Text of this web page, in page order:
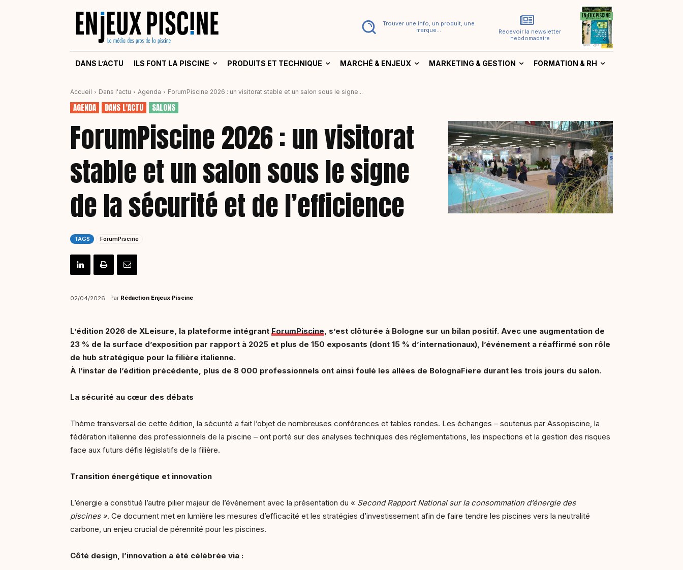
Trouver une info, un produit, une
marque...
Recevoir la newsletter
hebdomadaire
DANS L’ACTU ILS FONT LA PISCINE PRODUITS ET TECHNIQUE MARCHÉ & ENJEUX MARKETING & GESTION FORMATION & RH
Accueil Dans l'actu Agenda ForumPiscine 2026 : un visitorat stable et un salon sous le signe...
AGENDA DANS L'ACTU SALONS
ForumPiscine 2026 : un visitorat
stable et un salon sous le signe
de la sécurité et de l’efficience
TAGS ForumPiscine
02/04/2026 Par Rédaction Enjeux Piscine
L’édition 2026 de XLeisure, la plateforme intégrant ForumPiscine, s’est clôturée à Bologne sur un bilan positif. Avec une augmentation de
23 % de la surface d’exposition par rapport à 2025 et plus de 150 exposants (dont 15 % d’internationaux), l’événement a réaffirmé son rôle
de hub stratégique pour la filière italienne.
À l’instar de l’édition précédente, plus de 8 000 professionnels ont ainsi foulé les allées de BolognaFiere durant les trois jours du salon.
La sécurité au cœur des débats
Thème transversal de cette édition, la sécurité a fait l’objet de nombreuses conférences et tables rondes. Les échanges – soutenus par Assopiscine, la
fédération italienne des professionnels de la piscine – ont porté sur des analyses techniques des réglementations, les inspections et la gestion des risques
face aux futurs défis législatifs de la filière.
Transition énergétique et innovation
L’énergie a constitué l’autre pilier majeur de l’événement avec la présentation du « Second Rapport National sur la consommation d’énergie des
piscines ». Ce document met en lumière les mesures d’efficacité et les stratégies d’investissement afin de faire tendre les piscines vers la neutralité
carbone, un enjeu crucial de pérennité pour les piscines.
Côté design, l’innovation a été célébrée via :